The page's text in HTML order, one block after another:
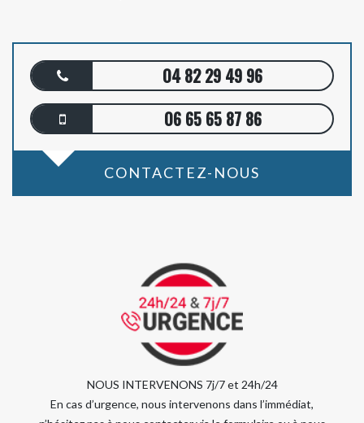
04 82 29 49 96
06 65 65 87 86
CONTACTEZ-NOUS
NOUS INTERVENONS 7j/7 et 24h/24
En cas d’urgence, nous intervenons dans l’immédiat,